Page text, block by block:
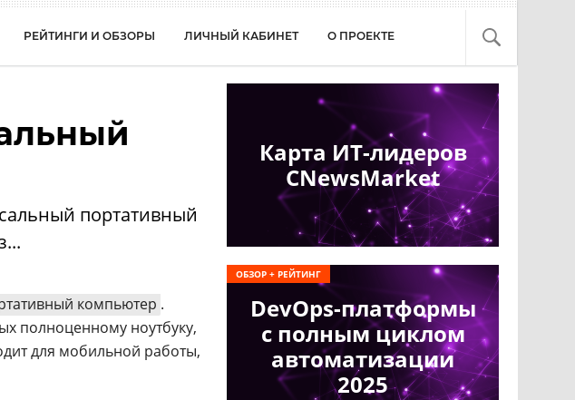
РЕЙТИНГИ И ОБЗОРЫ ЛИЧНЫЙ КАБИНЕТ О ПРОЕКТЕ
портативный
компьютер .
полноценному ноутбуку,
для мобильной работы,
Карта ИТ-лидеров
CNewsMarket
DevOps-платформы
с полным циклом
автоматизации
2025
ОБЗОР + РЕЙТИНГ